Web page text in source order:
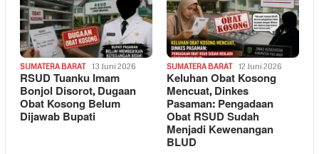
SUMATERA BARAT 13 Juni 2026
RSUD Tuanku Imam
Bonjol Disorot, Dugaan
Obat Kosong Belum
Dijawab Bupati
SUMATERA BARAT 12 Juni 2026
Keluhan Obat Kosong
Mencuat, Dinkes
Pasaman: Pengadaan
Obat RSUD Sudah
Menjadi Kewenangan
BLUD